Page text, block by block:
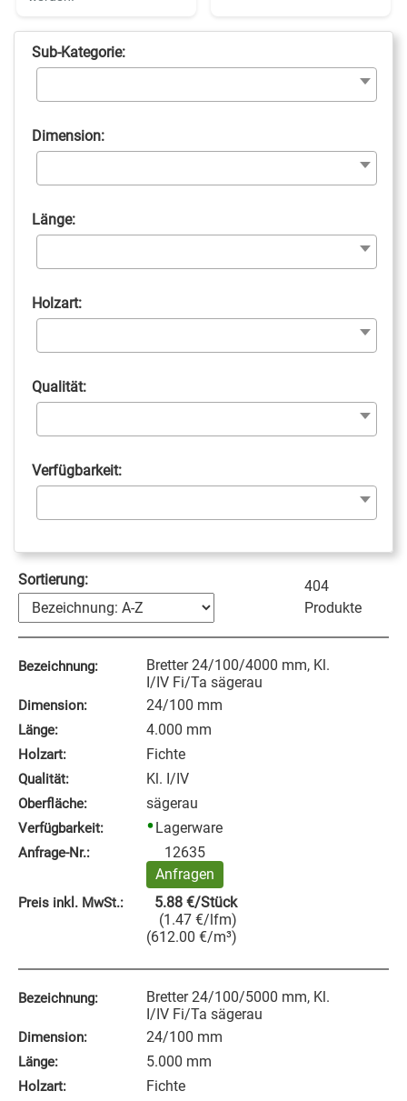
Sub-Kategorie:
Dimension:
Länge:
Holzart:
Qualität:
Verfügbarkeit:
Sortierung:
404
Produkte
Bezeichnung:
Bretter 24/100/4000 mm, Kl.
I/IV Fi/Ta sägerau
Dimension: 24/100 mm
Länge: 4.000 mm
Holzart: Fichte
Qualität: Kl. I/IV
Oberfläche: sägerau
Verfügbarkeit: Lagerware
Anfrage‑Nr.:
12635
Anfragen
Preis inkl. MwSt.: 5.88 €/Stück
(1.47 €/lfm)
(612.00 €/m³)
Bezeichnung:
Bretter 24/100/5000 mm, Kl.
I/IV Fi/Ta sägerau
Dimension: 24/100 mm
Länge: 5.000 mm
Holzart: Fichte